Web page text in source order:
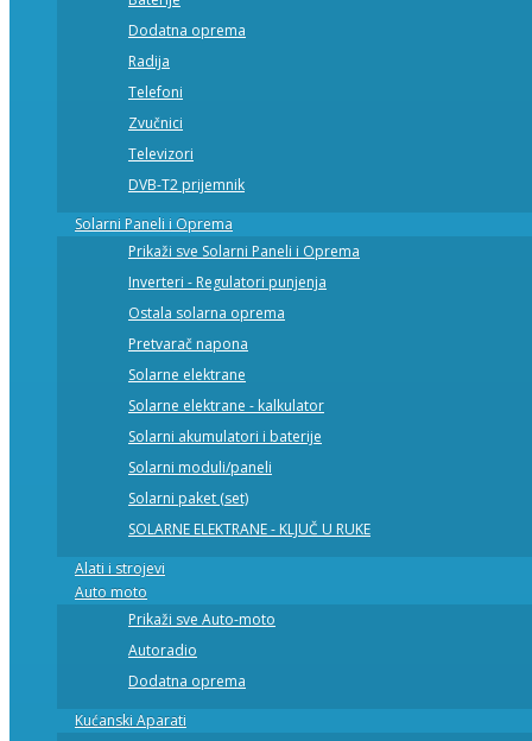
Dodatna oprema
Radija
Telefoni
Zvučnici
Televizori
DVB-T2 prijemnik
Solarni Paneli i Oprema
Prikaži sve Solarni Paneli i Oprema
Inverteri - Regulatori punjenja
Ostala solarna oprema
Pretvarač napona
Solarne elektrane
Solarne elektrane - kalkulator
Solarni akumulatori i baterije
Solarni moduli/paneli
Solarni paket (set)
SOLARNE ELEKTRANE - KLJUČ U RUKE
Alati i strojevi
Auto moto
Prikaži sve Auto-moto
Autoradio
Dodatna oprema
Kućanski Aparati